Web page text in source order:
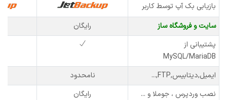
بازیابی بک آپ توسط کاربر
سایت و فروشگاه ساز
رایگان
پشتیبانی از
MySQL/MariaDB
ایمیل,دیتابیس,FTP,...
نامحدود
نصب وردپرس ، جوملا و ...
رایگان